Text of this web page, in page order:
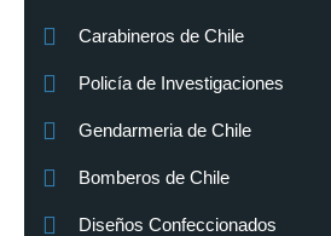
Carabineros de Chile
Policía de Investigaciones
Gendarmeria de Chile
Bomberos de Chile
Diseños Confeccionados